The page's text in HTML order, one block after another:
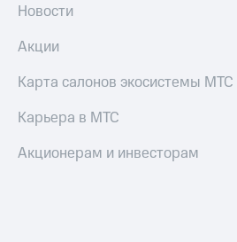
Новости
Акции
Карта салонов экосистемы МТС
Карьера в МТС
Акционерам и инвесторам